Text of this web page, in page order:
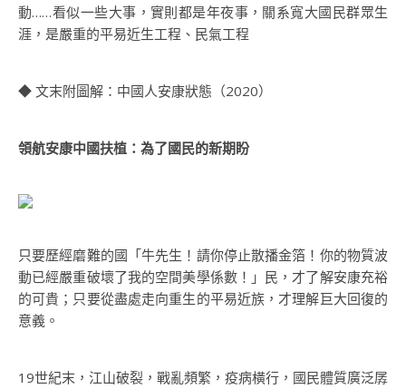
動……看似一些大事，實則都是年夜事，關系寬大國民群眾生
涯，是嚴重的平易近生工程、民氣工程
◆ 文末附圖解：中國人安康狀態（2020）
領航安康中國扶植：為了國民的新期盼
只要歷經磨難的國「牛先生！請你停止散播金箔！你的物質波
動已經嚴重破壞了我的空間美學係數！」民，才了解安康充裕
的可貴；只要從盡處走向重生的平易近族，才理解巨大回復的
意義。
19世紀末，江山破裂，戰亂頻繁，疫病橫行，國民體質廣泛孱